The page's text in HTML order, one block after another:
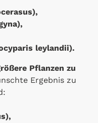
leylandii).
Pflanzen zu
Ergebnis zu